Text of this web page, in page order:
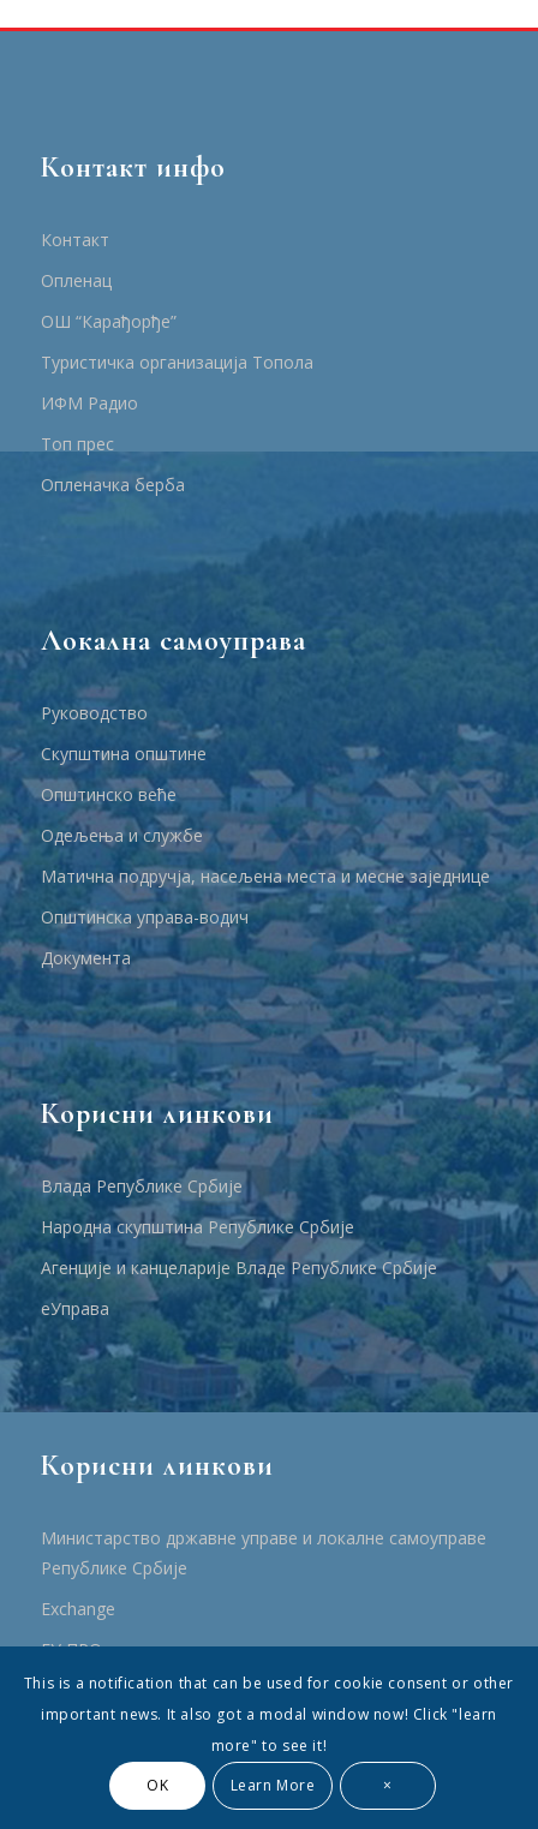
Контакт инфо
Контакт
Опленац
ОШ “Карађорђе”
Туристичка организација Топола
ИФМ Радио
Топ прес
Опленачка берба
Локална самоуправа
Руководство
Скупштина општине
Општинско веће
Одељења и службе
Матична подручја, насељена места и месне заједнице
Општинска управа-водич
Документа
Корисни линкови
Влада Републике Србије
Народна скупштина Републике Србије
Агенције и канцеларије Владе Републике Србије
еУправа
Корисни линкови
Министарство државне управе и локалне самоуправе
Републике Србије
Еxchange
ЕУ ПРО
ПРРР
© Општина Топола - Сва права су садржана
This is a notification that can be used for cookie consent or other
important news. It also got a modal window now! Click "learn
more" to see it!
OK
Learn More ×